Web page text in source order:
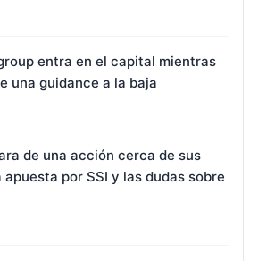
entra en el capital mientras
una guidance a la baja
de una acción cerca de sus
por SSI y las dudas sobre